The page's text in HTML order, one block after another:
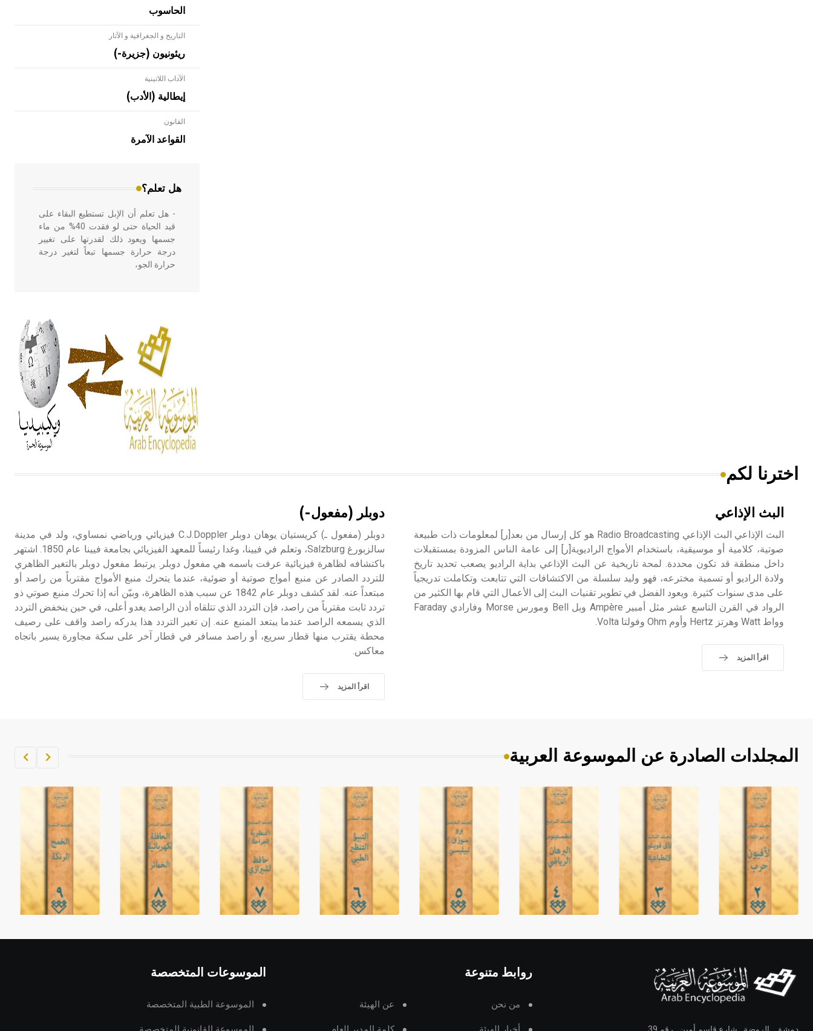
الحاسوب
التاريخ و الجغرافية و الآثار
ريئونيون (جزيرة-)
الآداب اللاتينية
إيطالية (الأدب)
القانون
القواعد الآمرة
هل تعلم؟
- هل تعلم أن الأبلق نوع من الفنون
الهندسية التي ارتبطت بالعمارة الإسلامية
في بلاد الشام ومصر خاصة، حيث يحرص
- هل تعلم أن الإبل تستطيع البقاء على
قيد الحياة حتى لو فقدت 40% من ماء
جسمها ويعود ذلك لقدرتها على تغيير
درجة حرارة جسمها تبعاً لتغير درجة
حرارة الجو،
أربعة مؤلفات هي: الحكم، الأدلة، تنظيم
التغذية، ورسالته في جروح الرأس.
ويعود له الفضل بأنه حرر الطب من
الدين والفلسفة.
- هل تعلم أن المرجان إفراز حيواني
يتكون في البحر ويتركب من مادة
كربونات الكلسيوم، وهو أحمر أو شديد
الحمرة وهو أجود أنواعه، ويمتاز بكبر
الحجم ويسمى الش
الإنكليزية أب
- هل تعلم أن أبجر Abgar اسم معروف
جيداً يعود إلى عدد من الملوك الذين
حكموا مدينة إديسا (الرها) من أبجر الأول
وحتى التاسع، وهم ينتسبون إلى أسرة
أوسروين
اخترنا لكم
البث الإذاعي
البث الإذاعي البث الإذاعي Radio Broadcasting هو كل إرسال من بعد[ر] لمعلومات ذات طبيعة
صوتية، كلامية أو موسيقية، باستخدام الأمواج الراديوية[ر] إلى عامة الناس المزودة بمستقبلات
داخل منطقة قد تكون محددة. لمحة تاريخية عن البث الإذاعي بداية الراديو يصعب تحديد تاريخ
ولادة الراديو أو تسمية مخترعه، فهو وليد سلسلة من الاكتشافات التي تتابعت وتكاملت تدريجياً
على مدى سنوات كثيرة. ويعود الفضل في تطوير تقنيات البث إلى الأعمال التي قام بها الكثير من
الرواد في القرن التاسع عشر مثل أمبير Ampère وبل Bell ومورس Morse وفارادي Faraday
وواط Watt وهرتز Hertz وأوم Ohm وفولتا Volta.
اقرأ المزيد
دوبلر (مفعول-)
دوبلر (مفعول ـ) كريستيان يوهان دوبلر C.J.Doppler فيزيائي ورياضي نمساوي، ولد في مدينة
سالزبورغ Salzburg، وتعلم في فيينا، وغدا رئيساً للمعهد الفيزيائي بجامعة فيينا عام 1850. اشتهر
باكتشافه لظاهرة فيزيائية عرفت باسمه هي مفعول دوبلر. يرتبط مفعول دوبلر بالتغير الظاهري
للتردد الصادر عن منبع أمواج صوتية أو ضوئية، عندما يتحرك منبع الأمواج مقترباً من راصد أو
مبتعداً عنه. لقد كشف دوبلر عام 1842 عن سبب هذه الظاهرة، وبيّن أنه إذا تحرك منبع صوتي ذو
تردد ثابت مقترباً من راصد، فإن التردد الذي تتلقاه أذن الراصد يغدو أعلى، في حين ينخفض التردد
الذي يسمعه الراصد عندما يبتعد المنبع عنه. إن تغير التردد هذا يدركه راصد واقف على رصيف
محطة يقترب منها قطار سريع، أو راصد مسافر في قطار آخر على سكة مجاورة يسير باتجاه
معاكس.
اقرأ المزيد
المجلدات الصادرة عن الموسوعة العربية
روابط متنوعة
من نحن عن الهيئة
الموسوعات المتخصصة
الموسوعة الطبية المتخصصة